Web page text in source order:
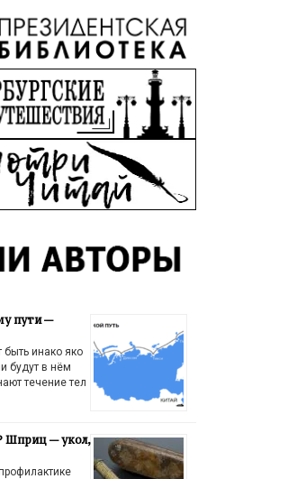
пути —
быть инако яко
будут в нём
течение тел
Шприц — укол,